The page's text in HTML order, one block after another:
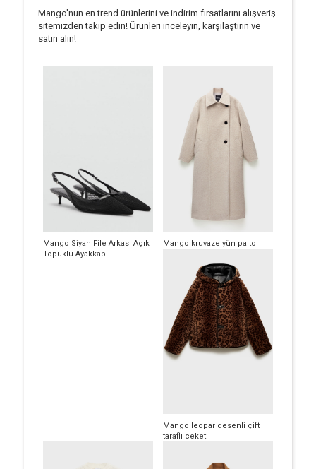
Mango'nun en trend ürünlerini ve indirim fırsatlarını alışveriş
sitemizden takip edin! Ürünleri inceleyin, karşılaştırın ve
satın alın!
Mango Siyah File Arkası Açık
Topuklu Ayakkabı
Mango kruvaze yün palto
Mango leopar desenli çift
taraflı ceket